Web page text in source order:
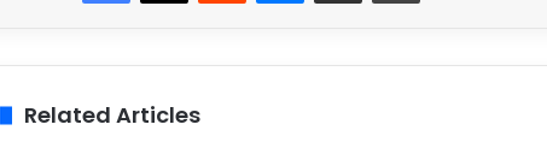
Related Articles